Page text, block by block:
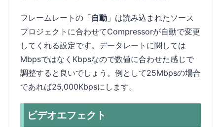
フレームレートの「自動 」は読み込まれたソース
プロジェクトに合わせてCompressorが自動で変更
してくれる設定です。データレートに関しては
MbpsではなくKbpsなので数値に合わせた感じで
調整すると良いでしょう。例として25Mbpsの場合
であれば25,000Kbpsにします。
ビデオエフェクト